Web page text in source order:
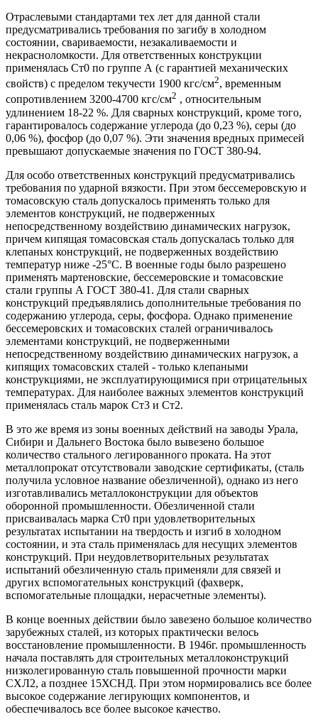
Отраслевыми стандартами тех лет для данной стали
предусматривались требования по загибу в холодном
состоянии, свариваемости, незакаливаемости и
некрасноломкости. Для ответственных конструкции
применялась Ст0 по группе А (с гарантией механических
свойств) с пределом текучести 1900 кгс/см2, временным
сопротивлением 3200-4700 кгс/см2 , относительным
удлинением 18-22 %. Для сварных конструкций, кроме того,
гарантировалось содержание углерода (до 0,23 %), серы (до
0,06 %), фосфор (до 0,07 %). Эти значения вредных примесей
превышают допускаемые значения по ГОСТ 380-94.
Для особо ответственных конструкций предусматривались
требования по ударной вязкости. При этом бессемеровскую и
томасовскую сталь допускалось применять только для
элементов конструкций, не подверженных
непосредственному воздействию динамических нагрузок,
причем кипящая томасовская сталь допускалась только для
клепаных конструкций, не подверженных воздействию
температур ниже -25°С. В военные годы было разрешено
применять мартеновские, бессемеровские и томасовские
стали группы А ГОСТ 380-41. Для стали сварных
конструкций предъявлялись дополнительные требования по
содержанию углерода, серы, фосфора. Однако применение
бессемеровских и томасовских сталей ограничивалось
элементами конструкций, не подверженными
непосредственному воздействию динамических нагрузок, а
кипящих томасовских сталей - только клепаными
конструкциями, не эксплуатирующимися при отрицательных
температурах. Для наиболее важных элементов конструкций
применялась сталь марок Ст3 и Ст2.
В это же время из зоны военных действий на заводы Урала,
Сибири и Дальнего Востока было вывезено большое
количество стального легированного проката. На этот
металлопрокат отсутствовали заводские сертификаты, (сталь
получила условное название обезличенной), однако из него
изготавливались металлоконструкции для объектов
оборонной промышленности. Обезличенной стали
присваивалась марка Ст0 при удовлетворительных
результатах испытании на твердость и изгиб в холодном
состоянии, и эта сталь применялась для несущих элементов
конструкций. При неудовлетворительных результатах
испытаний обезличенную сталь применяли для связей и
других вспомогательных конструкций (фахверк,
вспомогательные площадки, нерасчетные элементы).
В конце военных действии было завезено большое количество
зарубежных сталей, из которых практически велось
восстановление промышленности. В 1946г. промышленность
начала поставлять для строительных металлоконструкций
низколегированную сталь повышенной прочности марки
СХЛ2, а позднее 15ХСНД. При этом нормировались все более
высокое содержание легирующих компонентов, и
обеспечивалось все более высокое качество.